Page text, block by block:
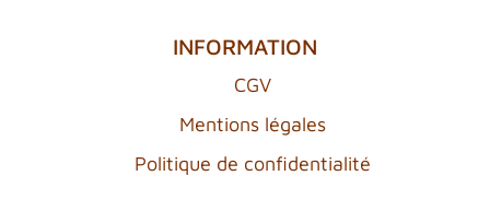
INFORMATION
CGV
Mentions légales
Politique de confidentialité